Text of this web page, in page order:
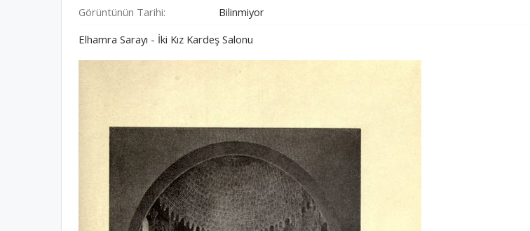
Görüntünün Tarihi:
Bilinmiyor
Elhamra Sarayı - İki Kız Kardeş Salonu